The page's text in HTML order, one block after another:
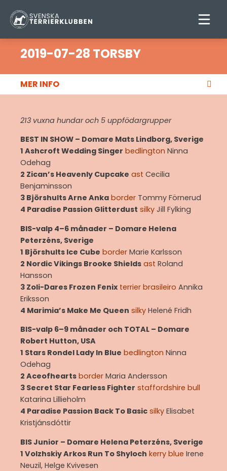
2019-07-28 TORSBY
MER INFO
213 vuxna hundar och 5 uppfödargrupper
BEST IN SHOW – Domare Mats Lindborg, Sverige
1 Ashcroft Wedding Singer bedlington Ninna
Odehag
2 Zican’s Heavenly Cupcake ast Cecilia
Benjaminsson
3 Björshults Arne Anka border Tommy Förnerud
4 Paradise Passion Glitterdust silky Jill Fylking
BIS-valp 4–6 månader – Domare Helena
Peterzéns, Sverige
1 Björshults Ice Cube border Marie Karlsson
2 Nordic Vikings Brooke Shields ast Roland
Hansson
3 Zoli-Dares Frozen Fenix terrier brasileiro Annika
Eriksson
4 Marimia’s Make Me Queen silky Helené Fridh
BIS-valp 6–9 månader och TOTAL – Domare
Robert Hutton, USA
1 Stars Rondel Lady In Blue bedlington Ninna
Odehag
2 Aceofhearts border Maria Andersson
3 Secret Star Fearless Fighter staffordshire bull
Katarina Lillieholm
4 Paradise Passion Back To Basic silky Elisabet
Kristjánsdóttir
BIS Junior – Domare Helena Peterzéns, Sverige
1 Volzhskiy Arkos Run To Shyloch kerry blue Irene
Neuzil, Helge Kvivesen